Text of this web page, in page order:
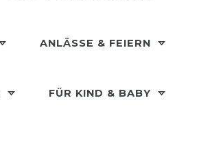
ANLÄSSE & FEIERN
FÜR KIND & BABY